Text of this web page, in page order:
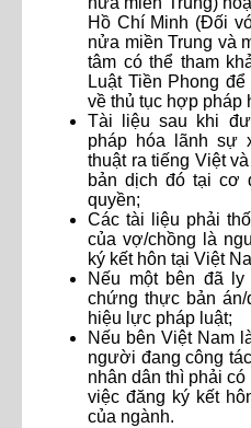
Hồ Chí Minh (Đối
nửa miền Trung và
tâm có thể tham
Luật Tiền Phong
về thủ tục hợp pháp
Tài liệu sau khi
pháp hóa lãnh sự
thuật ra tiếng Việt
bản dịch đó tại cơ
quyền;
Các tài liệu phải
của vợ/chồng là
ký kết hôn tại Việt
Nếu một bên đã
chứng thực bản
hiệu lực pháp luật;
Nếu bên Việt Nam
người đang công
nhân dân thì phải
việc đăng ký kết
của ngành.